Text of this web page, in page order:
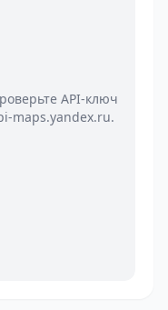
API-ключ
maps.yandex.ru.